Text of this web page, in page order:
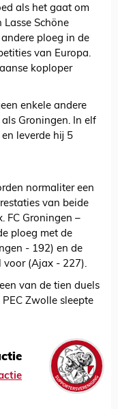
als het gaat om
Lasse Schöne
ploeg in de
van Europa.
koploper
enkele andere
Groningen. In elf
leverde hij 5
normaliter een
van beide
FC Groningen –
ploeg met de
- 192) en de
voor (Ajax - 227).
van de tien duels
Zwolle sleepte